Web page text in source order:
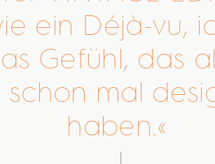
ein Déjà-vu,
Gefühl, das
schon mal
haben.